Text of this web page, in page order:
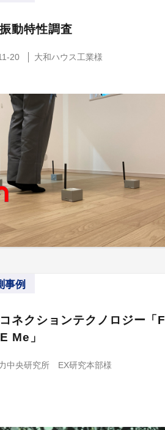
動特性調査
20 大和ハウス工業様
事例
ネクションテクノロジー「F
Me」
中央研究所 EX研究本部様